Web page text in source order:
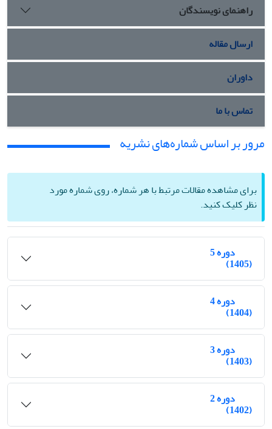
راهنمای نویسندگان
ارسال مقاله
داوران
تماس با ما
مرور بر اساس شماره‌های نشریه
برای مشاهده مقالات مرتبط با هر شماره، روی شماره مورد
نظر کلیک کنید.
دوره 5
(1405)
دوره 4
(1404)
دوره 3
(1403)
دوره 2
(1402)